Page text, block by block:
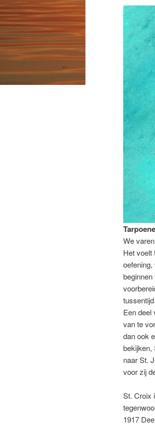
We
Het voelt
Een deel
van te
dan ook
bekijken,
naar St.
voor zij
St. Croix
1917